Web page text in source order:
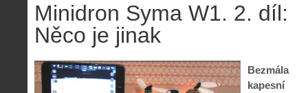
Minidron Syma W1. 2. díl:
Něco je jinak
Bezmála
kapesní